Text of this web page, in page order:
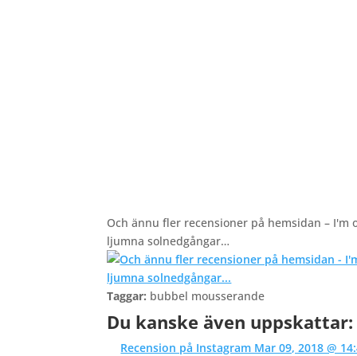
Och ännu fler recensioner på hemsidan –
ljumna solnedgångar…
Taggar: bubbel mousserande
Du kanske även uppskattar:
Recension på Instagram Mar 09, 2018 @